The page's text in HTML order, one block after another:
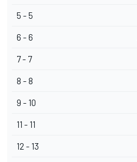
5 - 5
6 - 6
7 - 7
8 - 8
9 - 10
11 - 11
12 - 13